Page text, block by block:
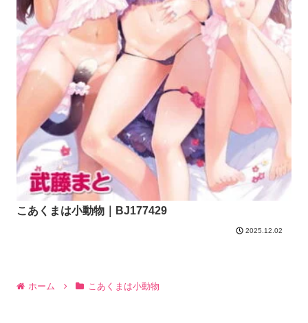
こあくまは小動物｜BJ177429
2025.12.02
ホーム こあくまは小動物